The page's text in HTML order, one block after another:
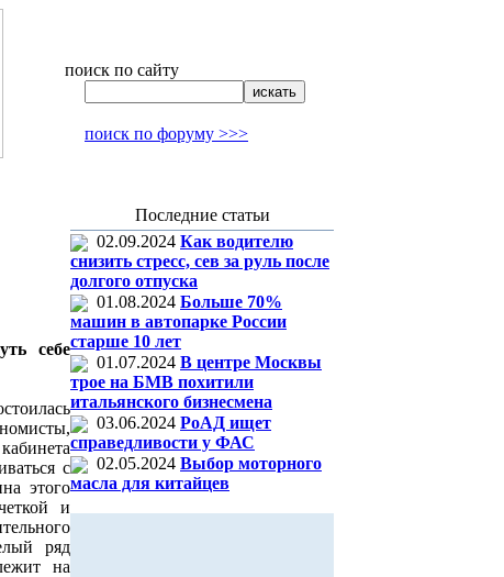
поиск по сайту
поиск по форуму >>>
себе
с
этого
и
ряд
на
Последние статьи
02.09.2024 Как водителю
снизить стресс, сев за руль после
долгого отпуска
01.08.2024 Больше 70%
машин в автопарке России
старше 10 лет
01.07.2024 В центре Москвы
трое на БМВ похитили
итальянского бизнесмена
03.06.2024 РоАД ищет
справедливости у ФАС
02.05.2024 Выбор моторного
масла для китайцев